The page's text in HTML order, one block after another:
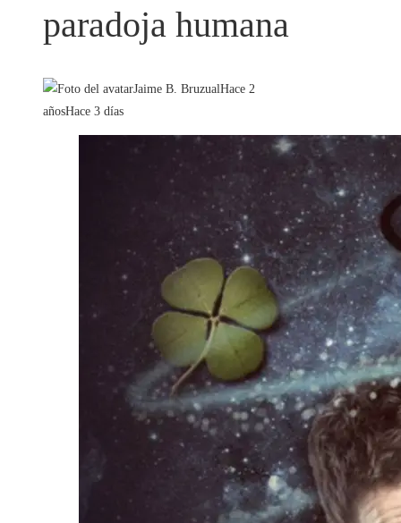
paradoja humana
Jaime B. BruzualHace 2
añosHace 3 días